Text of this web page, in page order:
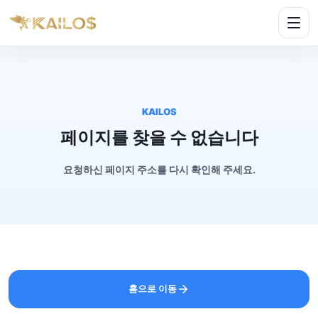
KAILOS
페이지를 찾을 수 없습니다
요청하신 페이지 주소를 다시 확인해 주세요.
홈으로 이동